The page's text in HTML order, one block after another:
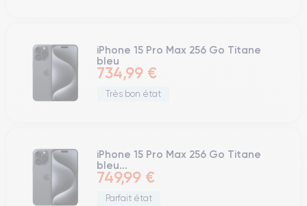
iPhone 15 Pro Max 256 Go Titane
bleu
734,99 €
Très bon état
iPhone 15 Pro Max 256 Go Titane
bleu...
749,99 €
Parfait état